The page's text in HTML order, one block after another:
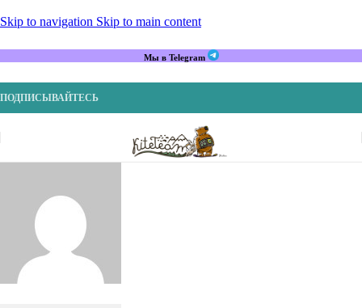
Skip to navigation Skip to main content
Мы в Telegram
ПОДПИСЫВАЙТЕСЬ